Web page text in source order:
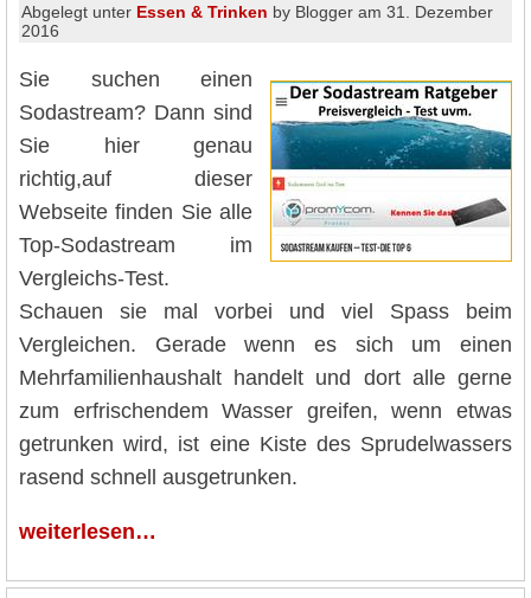
Abgelegt unter Essen & Trinken by Blogger am 31. Dezember
2016
Sie suchen einen
Sodastream? Dann sind
Sie hier genau
richtig,auf dieser
Webseite finden Sie alle
Top-Sodastream im
Vergleichs-Test.
Schauen sie mal vorbei und viel Spass beim
Vergleichen. Gerade wenn es sich um einen
Mehrfamilienhaushalt handelt und dort alle gerne
zum erfrischendem Wasser greifen, wenn etwas
getrunken wird, ist eine Kiste des Sprudelwassers
rasend schnell ausgetrunken.
weiterlesen…